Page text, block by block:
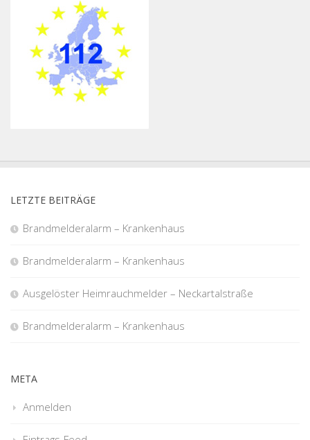
LETZTE BEITRÄGE
Brandmelderalarm – Krankenhaus
Brandmelderalarm – Krankenhaus
Ausgelöster Heimrauchmelder – Neckartalstraße
Brandmelderalarm – Krankenhaus
META
Anmelden